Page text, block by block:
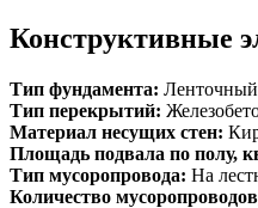
Конструктивные
Тип фундамента: Ленточный
Тип перекрытий:
Материал несущих стен:
Площадь подвала по полу,
Тип мусоропровода: На
Количество